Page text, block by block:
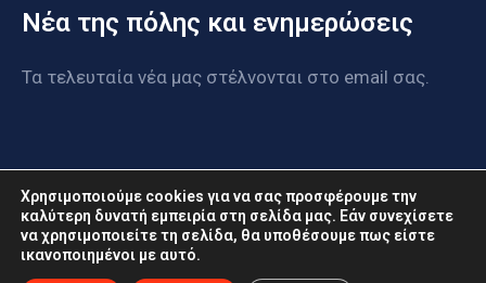
Νέα της πόλης και ενημερώσεις
Τα τελευταία νέα μας στέλνονται στο email σας.
www.eordaia.gov.gr © 2022. Με επιφύλαξη παντός
δικαιώματος
Χρησιμοποιούμε cookies για να σας προσφέρουμε την
καλύτερη δυνατή εμπειρία στη σελίδα μας. Εάν συνεχίσετε
να χρησιμοποιείτε τη σελίδα, θα υποθέσουμε πως είστε
ικανοποιημένοι με αυτό.